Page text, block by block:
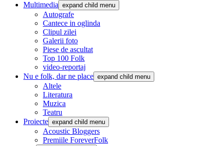
Multimedia expand child menu
Autografe
Cantece in oglinda
Clipul zilei
Galerii foto
Piese de ascultat
Top 100 Folk
video-reportaj
Nu e folk, dar ne place expand child menu
Altele
Literatura
Muzica
Teatru
Proiecte expand child menu
Acoustic Bloggers
Premiile ForeverFolk